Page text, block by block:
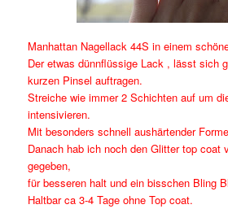
Manhattan Nagellack 44S in einem
Der etwas dünnflüssige Lack , lässt sich
kurzen Pinsel auftragen.
Streiche wie immer 2 Schichten auf um
intensivieren.
Mit besonders schnell aushärtender
Danach hab ich noch den Glitter top coat
gegeben,
für besseren halt und ein bisschen Bling
Haltbar ca 3-4 Tage ohne Top coat.